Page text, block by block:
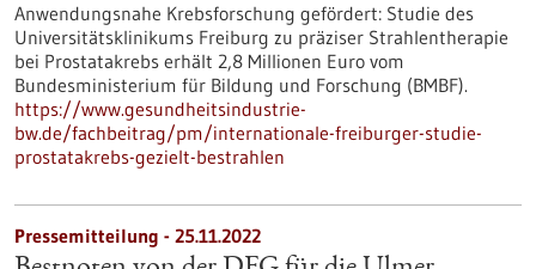
Anwendungsnahe Krebsforschung gefördert: Studie des
Universitätsklinikums Freiburg zu präziser Strahlentherapie
bei Prostatakrebs erhält 2,8 Millionen Euro vom
Bundesministerium für Bildung und Forschung (BMBF).
https://www.gesundheitsindustrie-
bw.de/fachbeitrag/pm/internationale-freiburger-studie-
prostatakrebs-gezielt-bestrahlen
Pressemitteilung - 25.11.2022